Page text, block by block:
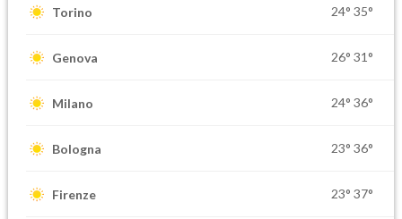
Torino 24° 35°
Genova 26° 31°
Milano 24° 36°
Bologna 23° 36°
Firenze 23° 37°